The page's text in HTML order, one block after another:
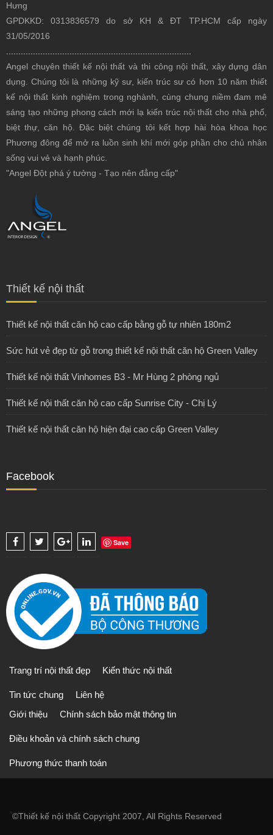
Hưng
GPDKKD: 0313836579 do sở KH & ĐT TP.HCM cấp ngày
31/05/2016
............................................................................
Angel chuyên thiết kế nội thất và thi công nội thất, xây dựng dân
dụng. Chúng tôi là những kỹ sư, kiến trúc sư có hơn 10 năm thiết
kế nội thất kinh nghiệm trong nghành, cùng chung niềm đam mê
sáng tạo những phong cách mới lạ kiến trúc nội thất cho nhà phố,
biệt thự, căn hộ. Đặc biệt chúng tôi kết hợp hài hòa khoa học
Phương đông để mở ra luồn sinh khí mới góp phần cho chủ nhân
sống vui vẻ và hạnh phúc.
"Angel Đột phá ý tưởng - Tạo nên đẳng cấp"
Thiết kế nội thất
Thiết kế nội thất căn hộ cao cấp bằng gỗ tự nhiên 180m2
Sức hút vẻ đẹp từ gỗ trong thiết kế nội thất căn hộ Green Valley
Thiết kế nội thất Vinhomes B3 - Mr Hùng 2 phòng ngủ
Thiết kế nội thất căn hộ cao cấp Sunrise City - Chị Lý
Thiết kế nội thất căn hộ hiện đại cao cấp Green Valley
Facebook
Save
Trang trí nội thất đẹp Kiến thức nội thất
Tin tức chung
Liên hệ
Giới thiệu
Chính sách bảo mật thông tin
Điều khoản và chính sách chung
Phương thức thanh toán
©Thiết kế nội thất Copyright 2007, All Rights Reserved